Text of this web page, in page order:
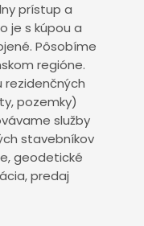
prístup a
je s kúpou a
Pôsobíme
regióne.
rezidenčných
pozemky)
služby
stavebníkov
geodetické
predaj